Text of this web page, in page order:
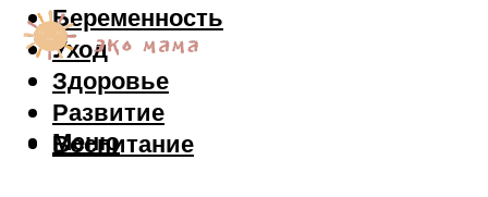
Беременность
Уход
Здоровье
Развитие
Воспитание
Меню